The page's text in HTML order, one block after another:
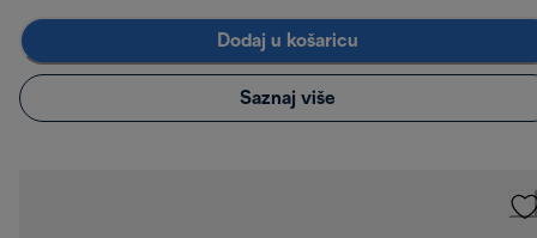
Dodaj u košaricu
Saznaj više